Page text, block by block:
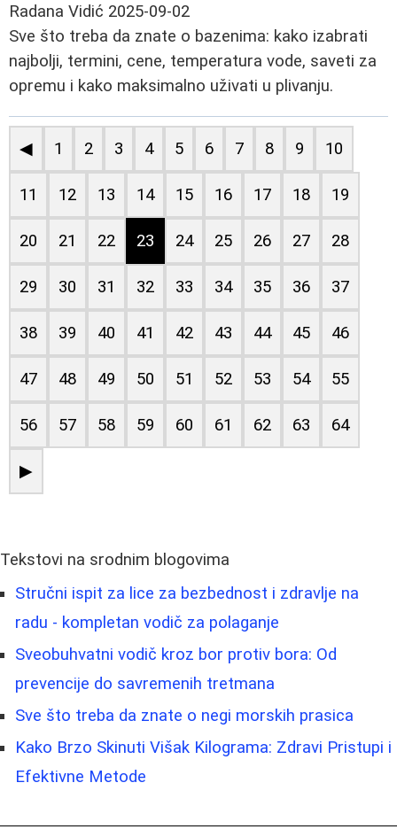
Radana Vidić 2025-09-02
Sve što treba da znate o bazenima: kako izabrati
najbolji, termini, cene, temperatura vode, saveti za
opremu i kako maksimalno uživati u plivanju.
◀ 1 2 3 4 5 6 7 8 9 10
11 12 13 14 15 16 17 18 19
20 21 22 23 24 25 26 27 28
29 30 31 32 33 34 35 36 37
38 39 40 41 42 43 44 45 46
47 48 49 50 51 52 53 54 55
56 57 58 59 60 61 62 63 64
▶
Tekstovi na srodnim blogovima
Stručni ispit za lice za bezbednost i zdravlje na
radu - kompletan vodič za polaganje
Sveobuhvatni vodič kroz bor protiv bora: Od
prevencije do savremenih tretmana
Sve što treba da znate o negi morskih prasica
Kako Brzo Skinuti Višak Kilograma: Zdravi Pristupi i
Efektivne Metode